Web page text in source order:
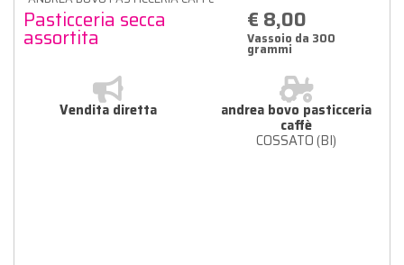
Pasticceria secca
assortita
€ 8,00
Vassoio da 300
grammi
Vendita diretta andrea bovo pasticceria
caffè
COSSATO (BI)